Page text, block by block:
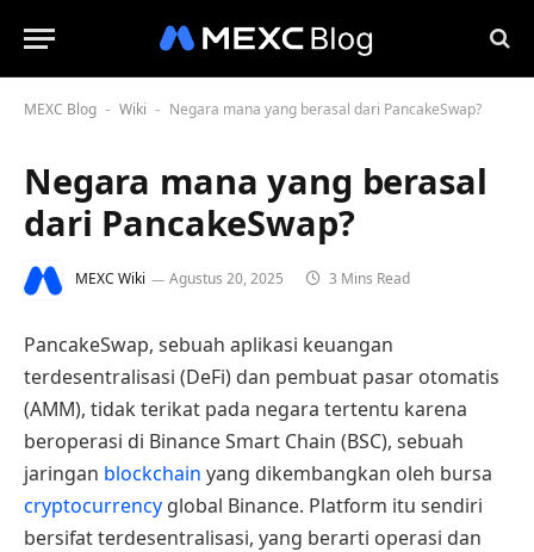
MEXC Blog - Wiki - Negara mana yang berasal dari PancakeSwap?
Negara mana yang berasal
dari PancakeSwap?
MEXC Wiki Agustus 20, 2025 3 Mins Read
PancakeSwap, sebuah aplikasi keuangan
terdesentralisasi (DeFi) dan pembuat pasar otomatis
(AMM), tidak terikat pada negara tertentu karena
beroperasi di Binance Smart Chain (BSC), sebuah
jaringan blockchain yang dikembangkan oleh bursa
cryptocurrency global Binance. Platform itu sendiri
bersifat terdesentralisasi, yang berarti operasi dan